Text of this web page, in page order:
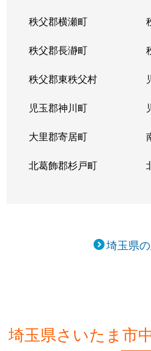
秩父郡横瀬町
秩父郡長瀞町
秩父郡東秩父村
児玉郡神川町
大里郡寄居町
北葛飾郡杉戸町
埼玉県
埼玉県さいたま市